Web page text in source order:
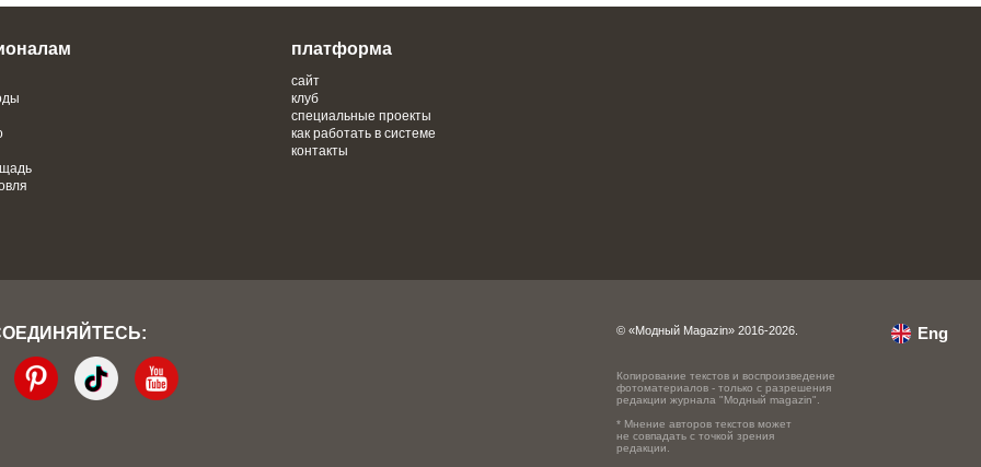
платформа
сайт
клуб
специальные проекты
как работать в системе
контакты
© «Модный Magazin» 2016-2026.
Копирование текстов и воспроизведение
фотоматериалов - только с разрешения
редакции журнала "Модный magazin".
* Мнение авторов текстов может
не совпадать с точкой зрения
редакции.
Eng